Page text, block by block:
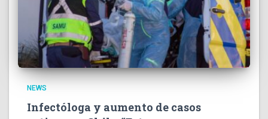
NEWS
Infectóloga y aumento de casos